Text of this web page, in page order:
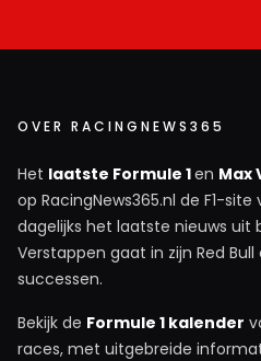
OVER RACINGNEWS365
Het laatste Formule 1en Max
op RacingNews365.nl de F1-
dagelijks het laatste nieuws uit
Verstappen gaat in zijn Red
successen.
Bekijk de Formule 1 kalender
races, met uitgebreide